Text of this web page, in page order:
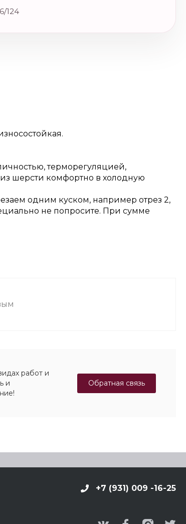
124
терморегуляцией,
шерсти комфортно в холодную
одним куском, например отрез 2,
не попросите. При сумме
работ и
и
Обратная связь
+7 (931) 009 -16-25